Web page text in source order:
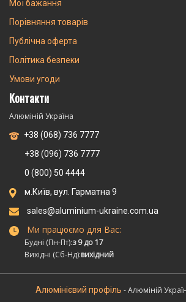
Мої бажання
Порівняння товарів
Публічна оферта
Політика безпеки
Умови угоди
Контакти
Алюміній Україна
+38 (068) 736 7777
+38 (096) 736 7777
0 (800) 50 4444
м.Київ, вул. Гарматна 9
sales@aluminium-ukraine.com.ua
Ми працюємо для Вас:
Будні (Пн-Пт):з 9 до 17
Вихідні (Сб-Нд):вихідний
Алюмінієвий профіль - Алюміній